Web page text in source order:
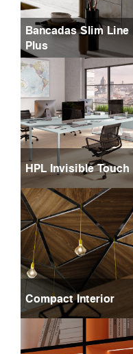
Bancadas Slim Line
Plus
HPL Invisible Touch
Compact Interior